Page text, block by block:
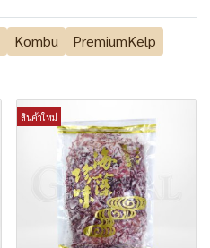
Kombu PremiumKelp
สินค้าใหม่